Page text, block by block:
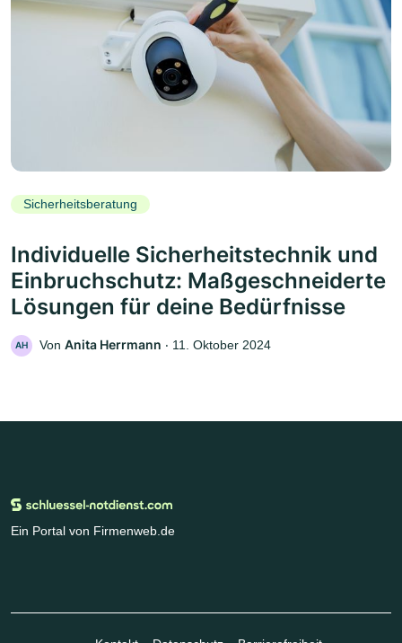
Sicherheitsberatung
Individuelle Sicherheitstechnik und
Einbruchschutz: Maßgeschneiderte
Lösungen für deine Bedürfnisse
AH Von Anita Herrmann ‧ 11. Oktober 2024
Ein Portal von Firmenweb.de